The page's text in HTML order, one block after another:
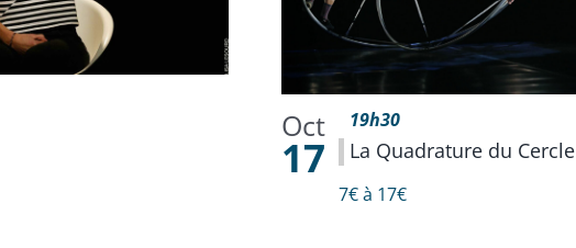
Oct
17
19h30
La Quadrature du Cercle
7€ à 17€